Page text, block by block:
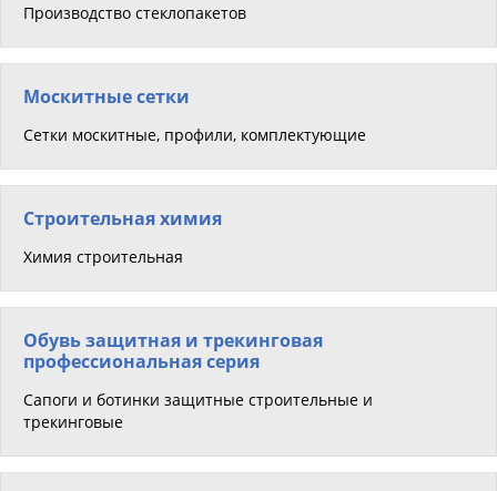
Производство стеклопакетов
Москитные сетки
Сетки москитные, профили, комплектующие
Строительная химия
Химия строительная
Обувь защитная и трекинговая
профессиональная серия
Сапоги и ботинки защитные строительные и
трекинговые